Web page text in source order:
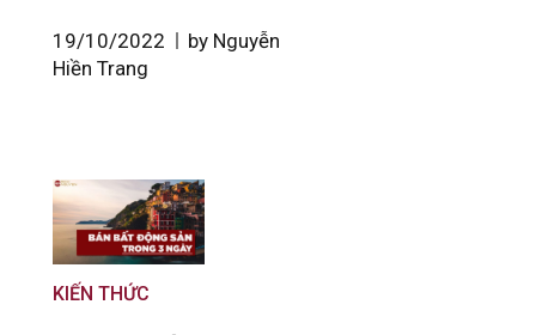
19/10/2022
by Nguyễn
Hiền Trang
KIẾN THỨC